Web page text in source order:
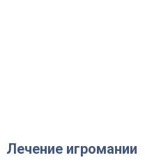
Лечение игромании